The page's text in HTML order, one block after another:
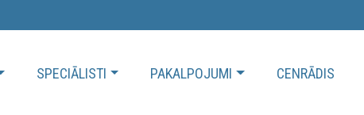
SPECIĀLISTI PAKALPOJUMI CENRĀDIS